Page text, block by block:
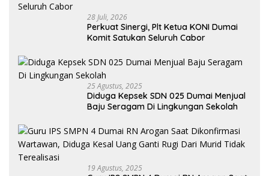
28 Juli, 2026
Perkuat Sinergi, Plt Ketua KONI Dumai
Komit Satukan Seluruh Cabor
25 Agustus, 2025
Diduga Kepsek SDN 025 Dumai Menjual
Baju Seragam Di Lingkungan Sekolah
19 Agustus, 2025